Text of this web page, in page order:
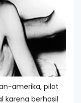
amerika, pilot
karena berhasil